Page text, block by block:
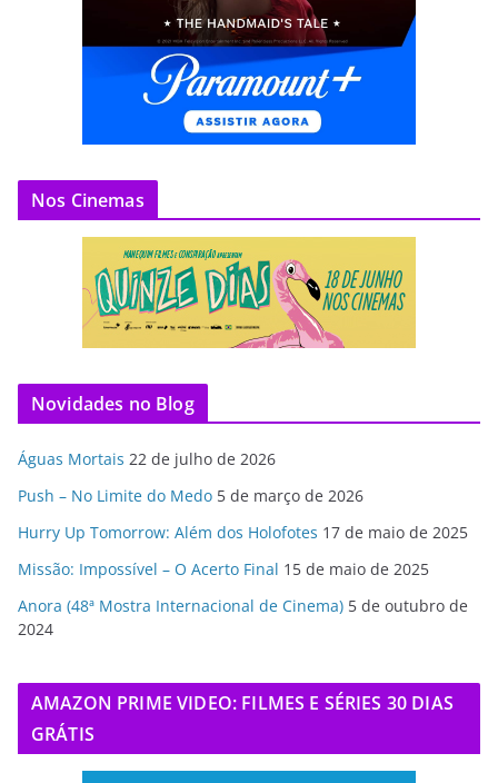
Nos Cinemas
Novidades no Blog
Águas Mortais 22 de julho de 2026
Push – No Limite do Medo 5 de março de 2026
Hurry Up Tomorrow: Além dos Holofotes 17 de maio de 2025
Missão: Impossível – O Acerto Final 15 de maio de 2025
Anora (48ª Mostra Internacional de Cinema) 5 de outubro de
2024
AMAZON PRIME VIDEO: FILMES E SÉRIES 30 DIAS
GRÁTIS